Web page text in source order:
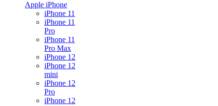
Apple iPhone
iPhone 11
iPhone 11
Pro
iPhone 11
Pro Max
iPhone 12
iPhone 12
mini
iPhone 12
Pro
iPhone 12